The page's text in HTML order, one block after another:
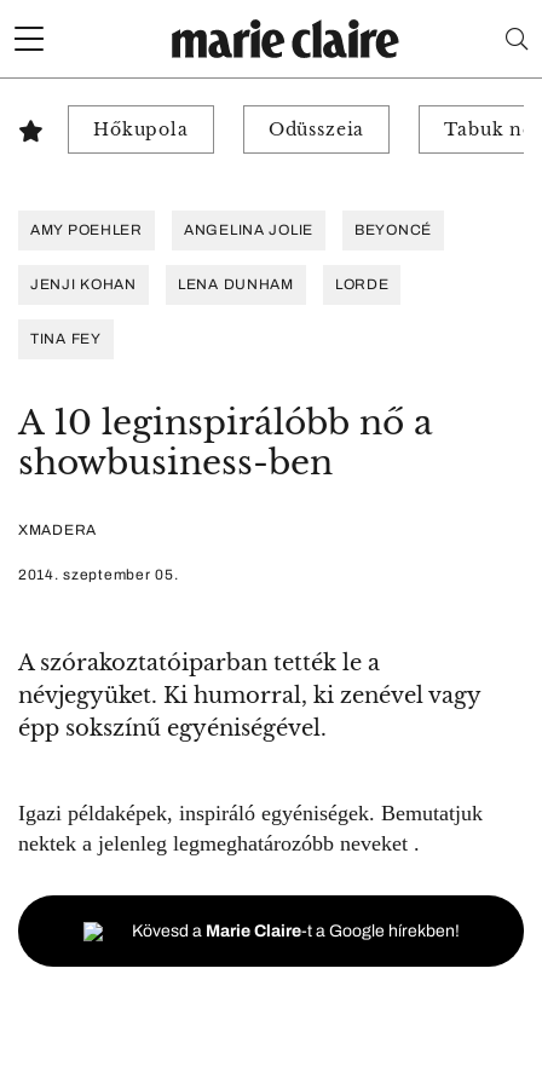
Hőkupola Odüsszeia Tabuk
AMY POEHLER ANGELINA JOLIE BEYONCÉ
JENJI KOHAN LENA DUNHAM LORDE
TINA FEY
A 10 leginspirálóbb nő a
showbusiness-ben
XMADERA
2014. szeptember 05.
A szórakoztatóiparban tették le a
névjegyüket. Ki humorral, ki zenével vagy
épp sokszínű egyéniségével.
Igazi példaképek, inspiráló egyéniségek. Bemutatjuk
nektek a jelenleg legmeghatározóbb neveket .
Kövesd a Marie Claire-t a Google hírekben!